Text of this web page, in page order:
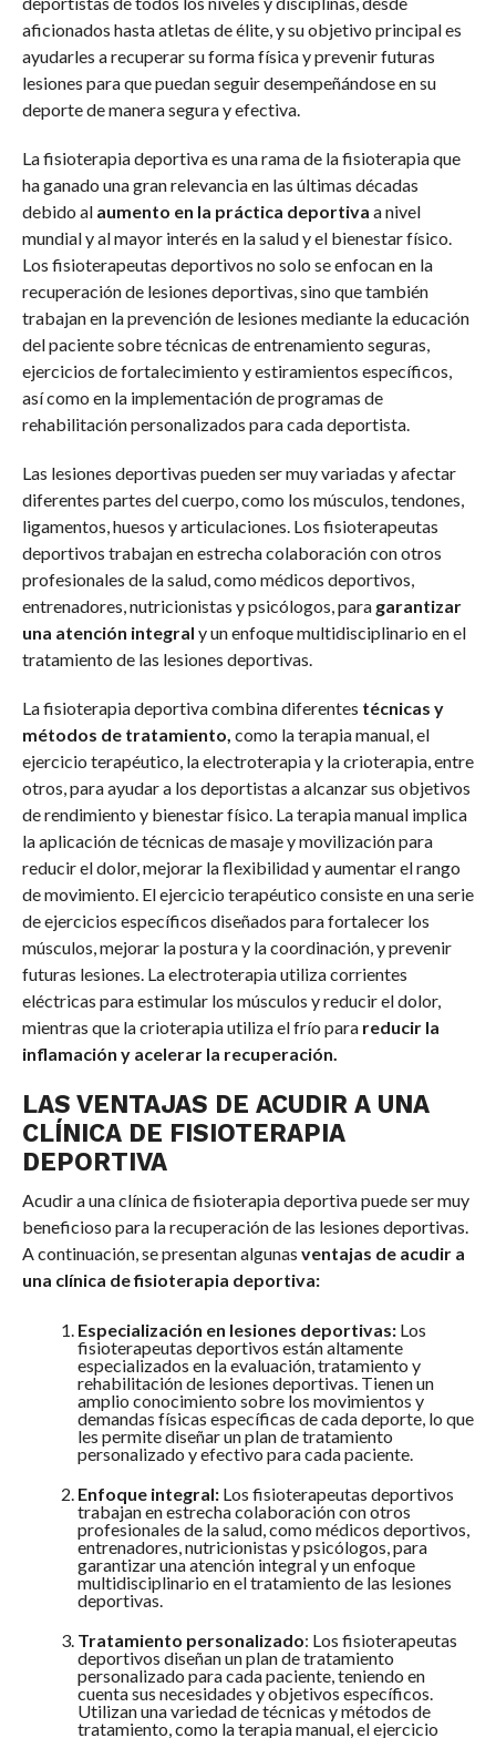
aficionados hasta atletas de élite, y su objetivo principal es
ayudarles a recuperar su forma física y prevenir futuras
lesiones para que puedan seguir desempeñándose en su
deporte de manera segura y efectiva.
La fisioterapia deportiva es una rama de la fisioterapia que
ha ganado una gran relevancia en las últimas décadas
debido al aumento en la práctica deportiva a nivel
mundial y al mayor interés en la salud y el bienestar físico.
Los fisioterapeutas deportivos no solo se enfocan en la
recuperación de lesiones deportivas, sino que también
trabajan en la prevención de lesiones mediante la educación
del paciente sobre técnicas de entrenamiento seguras,
ejercicios de fortalecimiento y estiramientos específicos,
así como en la implementación de programas de
rehabilitación personalizados para cada deportista.
Las lesiones deportivas pueden ser muy variadas y afectar
diferentes partes del cuerpo, como los músculos, tendones,
ligamentos, huesos y articulaciones. Los fisioterapeutas
deportivos trabajan en estrecha colaboración con otros
profesionales de la salud, como médicos deportivos,
entrenadores, nutricionistas y psicólogos, paragarantizar
una atención integral y un enfoque multidisciplinario en el
tratamiento de las lesiones deportivas.
La fisioterapia deportiva combina diferentes técnicas y
métodos de tratamiento, como la terapia manual, el
ejercicio terapéutico, la electroterapia y la crioterapia, entre
otros, para ayudar a los deportistas a alcanzar sus objetivos
de rendimiento y bienestar físico. La terapia manual implica
la aplicación de técnicas de masaje y movilización para
reducir el dolor, mejorar la flexibilidad y aumentar el rango
de movimiento. El ejercicio terapéutico consiste en una serie
de ejercicios específicos diseñados para fortalecer los
músculos, mejorar la postura y la coordinación, y prevenir
futuras lesiones. La electroterapia utiliza corrientes
eléctricas para estimular los músculos y reducir el dolor,
mientras que la crioterapia utiliza el frío para reducir la
inflamación y acelerar la recuperación.
LAS VENTAJAS DE ACUDIR A UNA
CLÍNICA DE FISIOTERAPIA
DEPORTIVA
Acudir a una clínica de fisioterapia deportiva puede ser muy
beneficioso para la recuperación de las lesiones deportivas.
A continuación, se presentan algunas ventajas de acudir a
una clínica de fisioterapia deportiva:
Especialización en lesiones deportivas:Los
fisioterapeutas deportivos están altamente
especializados en la evaluación, tratamiento y
rehabilitación de lesiones deportivas. Tienen un
amplio conocimiento sobre los movimientos y
demandas físicas específicas de cada deporte, lo que
les permite diseñar un plan de tratamiento
personalizado y efectivo para cada paciente.
Enfoque integral:Los fisioterapeutas deportivos
trabajan en estrecha colaboración con otros
profesionales de la salud, como médicos deportivos,
entrenadores, nutricionistas y psicólogos, para
garantizar una atención integral y un enfoque
multidisciplinario en el tratamiento de las lesiones
deportivas.
Tratamiento personalizado: Los fisioterapeutas
deportivos diseñan un plan de tratamiento
personalizado para cada paciente, teniendo en
cuenta sus necesidades y objetivos específicos.
Utilizan una variedad de técnicas y métodos de
tratamiento, como la terapia manual, el ejercicio